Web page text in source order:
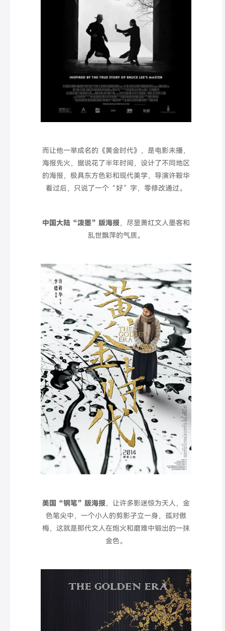
而让他一举成名的 《黄金时代》 ，是电影未播，
海报先火， 据说花了半年时间，设计了不同地区
的海报， 极具东方色彩和现代美学， 导演许鞍华
看过后，只说了一个“好”字，零修改通过。
中国大陆 “泼墨”版海报， 尽显萧红文人墨客和
乱世飘萍的气质。
美国“钢笔” 版海报， 让许多影迷惊为天人， 金
色笔尖中，一个小人的剪影孑立一身，孤对傲
梅，这就是那代文人在炮火和磨难中锻出的一抹
金色。